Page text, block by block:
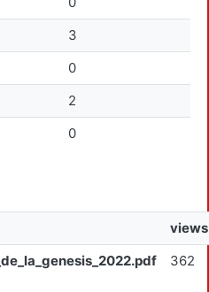
3
0
2
0
views
362